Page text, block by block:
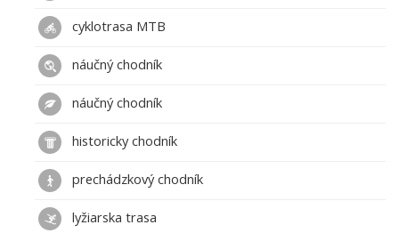
cyklotrasa MTB
náučný chodník
náučný chodník
historicky chodník
prechádzkový chodník
lyžiarska trasa